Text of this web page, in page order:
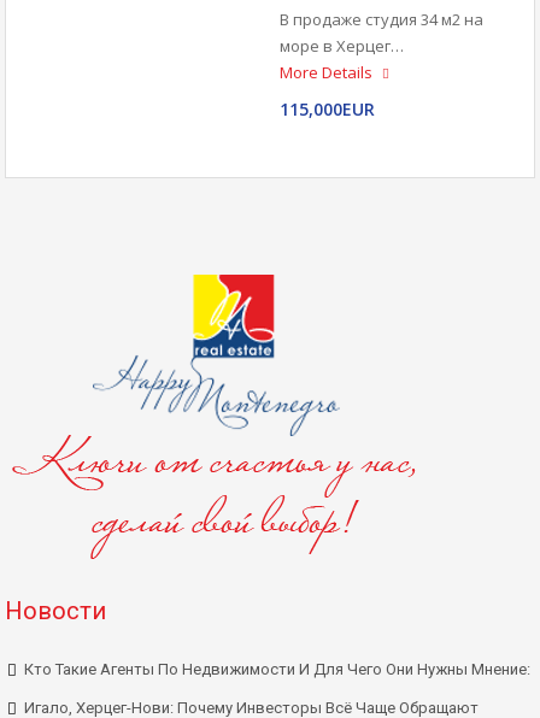
В продаже студия 34 м2 на
море в Херцег…
More Details
115,000EUR
Новости
Кто Такие Агенты По Недвижимости И Для Чего Они Нужны Мнение:
Игало, Херцег-Нови: Почему Инвесторы Всё Чаще Обращают